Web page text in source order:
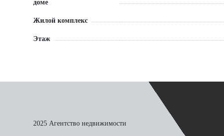
доме
Жилой комплекс
Этаж
2025 Агентство недвижимости